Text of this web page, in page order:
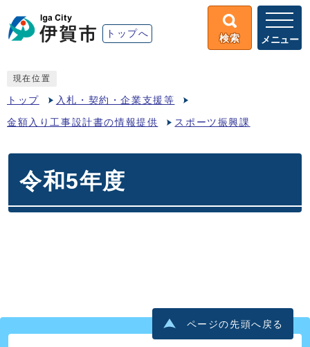
トップへ 検索 メニュー
現在位置
トップ 入札・契約・企業支援等
金額入り工事設計書の情報提供 スポーツ振興課
令和5年度
ページの先頭へ戻る